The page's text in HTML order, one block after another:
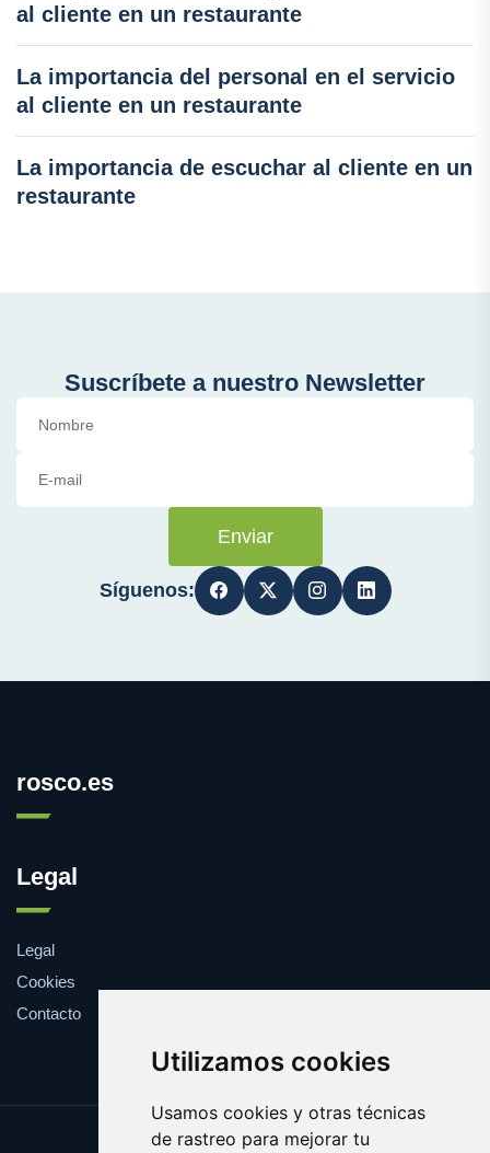
Utilizamos cookies
Usamos cookies y otras técnicas
de rastreo para mejorar tu
al cliente en un restaurante
La importancia del personal en el servicio
al cliente en un restaurante
La importancia de escuchar al cliente en un
restaurante
Suscríbete a nuestro Newsletter
Enviar
Síguenos:
rosco.es
Legal
Legal
Cookies
Contacto
Update cookies preferences